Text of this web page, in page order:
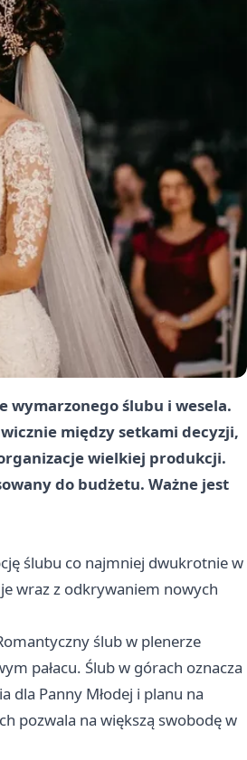
wymarzonego ślubu i wesela.
między setkami decyzji,
wielkiej produkcji.
do budżetu. Ważne jest
ślubu co najmniej dwukrotnie w
wraz z odkrywaniem nowych
ślub w plenerze
pałacu. Ślub w górach oznacza
Panny Młodej i planu na
pozwala na większą swobodę w